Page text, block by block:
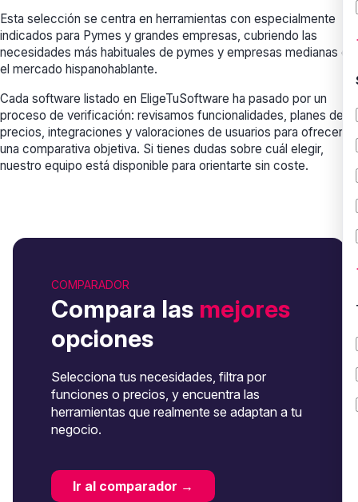
Esta selección se centra en herramientas con especialmente
indicados para Pymes y grandes empresas, cubriendo las
necesidades más habituales de pymes y empresas medianas en
el mercado hispanohablante.
Cada software listado en EligeTuSoftware ha pasado por un
proceso de verificación: revisamos funcionalidades, planes de
precios, integraciones y valoraciones de usuarios para ofrecerte
una comparativa objetiva. Si tienes dudas sobre cuál elegir,
nuestro equipo está disponible para orientarte sin coste.
COMPARADOR
Compara las mejores
opciones
Selecciona tus necesidades, filtra por
funciones o precios, y encuentra las
herramientas que realmente se adaptan a tu
negocio.
Ir al comparador →